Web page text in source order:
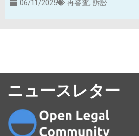
06/11/2025 再審査, 訴訟
ニュースレター